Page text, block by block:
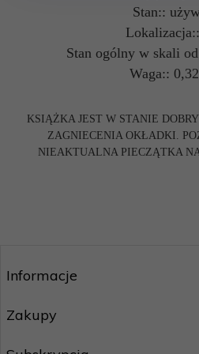
Stan::
Stan ogólny w skali
Waga::
KSIĄŻKA JEST W STANIE
ZAGNIECENIA OKŁADKI.
NIEAKTUALNA PIECZĄTKA
Informacje
Zakupy